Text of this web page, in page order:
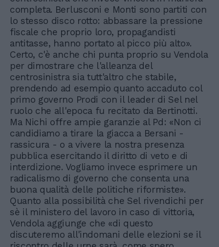
completa. Berlusconi e Monti sono partiti con
lo stesso disco rotto: abbassare la pressione
fiscale che proprio loro, propagandisti
antitasse, hanno portato al picco più alto».
Certo, c'è anche chi punta proprio su Vendola
per dimostrare che l'alleanza del
centrosinistra sia tutt'altro che stabile,
prendendo ad esempio quanto accaduto col
primo governo Prodi con il leader di Sel nel
ruolo che all'epoca fu recitato da Bertinotti.
Ma Nichi offre ampie garanzie al Pd: «Non ci
candidiamo a tirare la giacca a Bersani -
rassicura - o a vivere la nostra presenza
pubblica esercitando il diritto di veto e di
interdizione. Vogliamo invece esprimere un
radicalismo di governo che consenta una
buona qualità delle politiche riformiste».
Quanto alla possibilità che Sel rivendichi per
sè il ministero del lavoro in caso di vittoria,
Vendola aggiunge che «di questo
discuteremo all'indomani delle elezioni se il